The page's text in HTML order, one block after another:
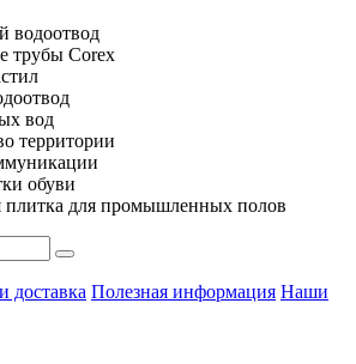
водоотвод
трубы Corex
вод
территории
обуви
плитка для промышленных полов
доставка Полезная информация Наши